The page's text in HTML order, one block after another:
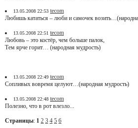
13.05.2008 22:53 tecom
Любишь кататься – люби и самочек
13.05.2008 22:51 tecom
Любовь – это костёр, чем больше палок,
Тем ярче горит… (народная мудрость)
13.05.2008 22:49 tecom
Сопливых вовремя целуют…(народная мудрость)
13.05.2008 22:48 tecom
Полезно, что в рот влезло...
Страницы: 1 2 3 4 5 6